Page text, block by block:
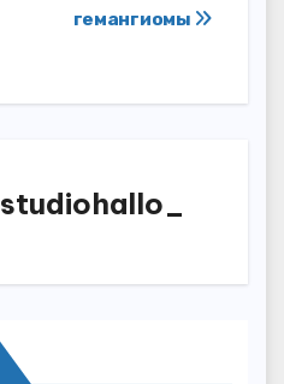
гемангиомы
studiohallo_